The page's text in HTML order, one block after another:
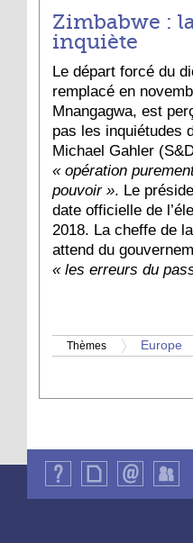
Zimbabwe :
inquiète
Le départ forcé du
remplacé en
Mnangagwa, est
pas les inquiétudes
Michael Gahler
« opération
pouvoir ». Le
date officielle de
2018. La cheffe de
attend du
« les erreurs du
Thèmes Europe